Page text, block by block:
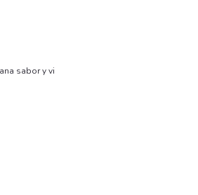
sabor y vi